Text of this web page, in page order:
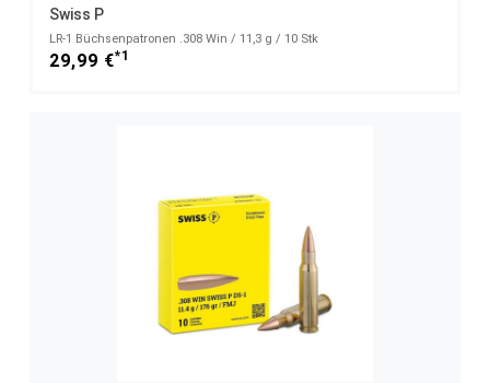
Swiss P
LR-1 Büchsenpatronen .308 Win / 11,3 g / 10 Stk
29,99 €*1